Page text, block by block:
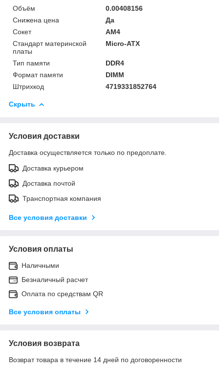
Объём
0.00408156
Снижена цена
Да
Сокет
AM4
Стандарт материнской
платы
Micro-ATX
Тип памяти
DDR4
Формат памяти
DIMM
Штрихкод
4719331852764
Скрыть
Условия доставки
Доставка осуществляется только по предоплате.
Доставка курьером
Доставка почтой
Транспортная компания
Все условия доставки
Условия оплаты
Наличными
Безналичный расчет
Оплата по средствам QR
Все условия оплаты
Условия возврата
Возврат товара в течение 14 дней по договоренности